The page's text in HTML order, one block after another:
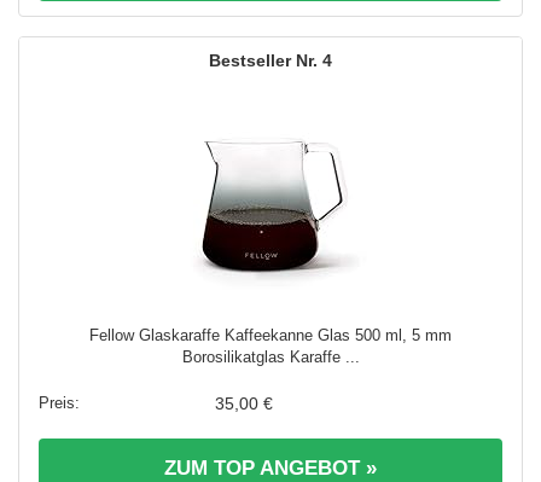
4
Fellow Glaskaraffe Kaffeekanne Glas 500 ml, 5 mm
Borosilikatglas Karaffe ...
35,00 €
ZUM TOP ANGEBOT »